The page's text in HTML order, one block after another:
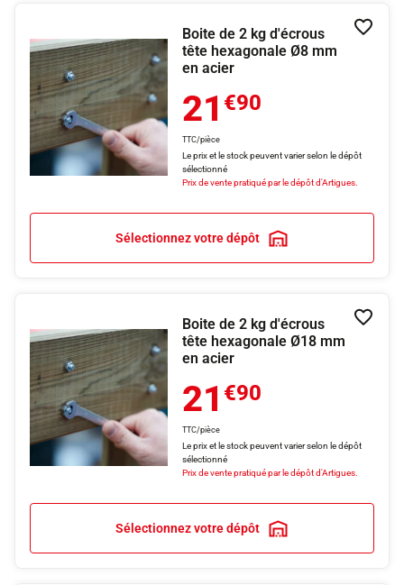
Boite de 2 kg d'écrous
tête hexagonale Ø8 mm
en acier
21 €90
TTC/pièce
Le prix et le stock peuvent varier selon le dépôt
sélectionné
Prix de vente pratiqué par le dépôt d'Artigues.
Sélectionnez votre dépôt
Boite de 2 kg d'écrous
tête hexagonale Ø18 mm
en acier
21 €90
TTC/pièce
Le prix et le stock peuvent varier selon le dépôt
sélectionné
Prix de vente pratiqué par le dépôt d'Artigues.
Sélectionnez votre dépôt